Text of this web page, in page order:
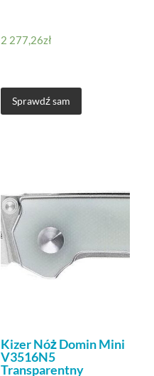
2 277,26zł
Sprawdź sam
Kizer Nóż Domin Mini
V3516N5
Transparentny